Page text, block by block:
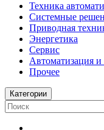
Техника
Системные
Приводная
Энергетика
Сервис
Автоматизация и
Прочее
Категории